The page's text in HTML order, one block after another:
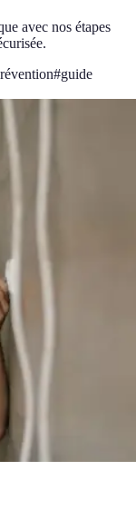
avec nos étapes
#guide